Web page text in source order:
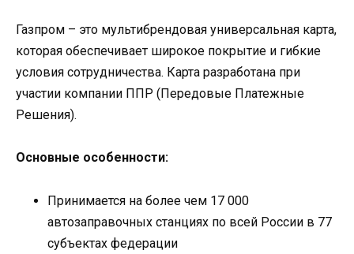
Газпром – это мультибрендовая универсальная карта,
которая обеспечивает широкое покрытие и гибкие
условия сотрудничества. Карта разработана при
участии компании ППР (Передовые Платежные
Решения).
Основные особенности:
Принимается на более чем 17 000
автозаправочных станциях по всей России в 77
субъектах федерации